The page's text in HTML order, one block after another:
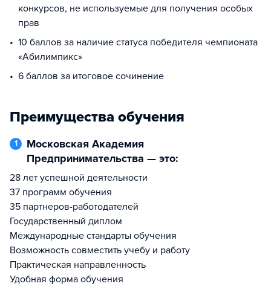
конкурсов, не используемые для получения особых
прав
10 баллов за наличие статуса победителя чемпионата
«Абилимпикс»
6 баллов за итоговое сочинение
Преимущества обучения
1
Московская Академия
Предпринимательства — это:
28 лет успешной деятельности
37 программ обучения
35 партнеров-работодателей
Государственный диплом
Международные стандарты обучения
Возможность совместить учебу и работу
Практическая направленность
Удобная форма обучения